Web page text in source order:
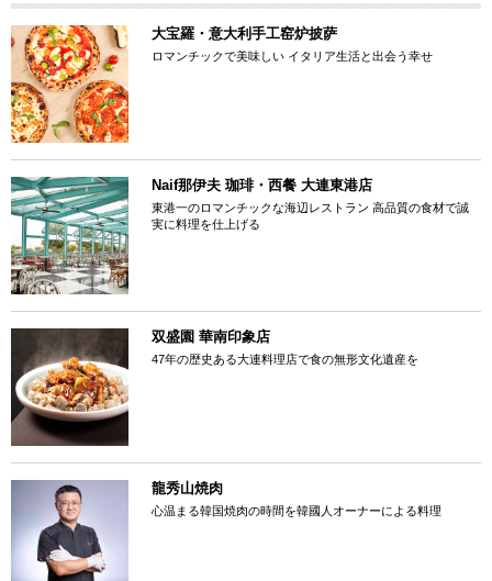
大宝羅・意大利手工窑炉披萨
ロマンチックで美味しい イタリア生活と出会う幸せ
Naif那伊夫 珈琲・西餐 大連東港店
東港一のロマンチックな海辺レストラン 高品質の食材で誠
実に料理を仕上げる
双盛園 華南印象店
47年の歴史ある大連料理店で食の無形文化遺産を
龍秀山焼肉
心温まる韓国焼肉の時間を韓國人オーナーによる料理